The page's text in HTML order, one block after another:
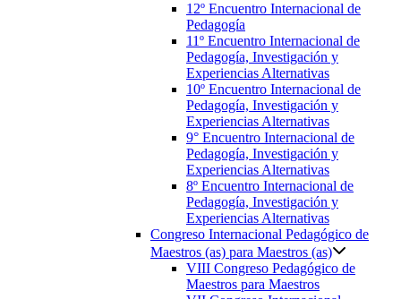
12º Encuentro Internacional de
Pedagogía
11º Encuentro Internacional de
Pedagogía, Investigación y
Experiencias Alternativas
10º Encuentro Internacional de
Pedagogía, Investigación y
Experiencias Alternativas
9° Encuentro Internacional de
Pedagogía, Investigación y
Experiencias Alternativas
8º Encuentro Internacional de
Pedagogía, Investigación y
Experiencias Alternativas
Congreso Internacional Pedagógico de
Maestros (as) para Maestros (as)
VIII Congreso Pedagógico de
Maestros para Maestros